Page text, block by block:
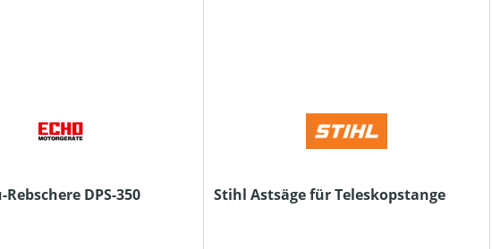
DPS-350 Stihl Astsäge für Teleskopstange